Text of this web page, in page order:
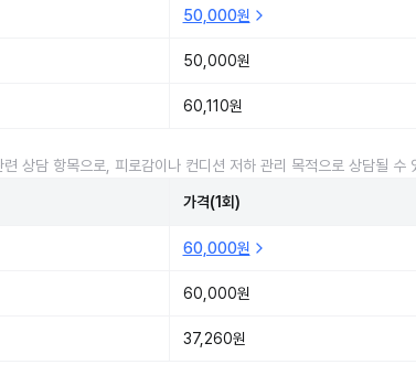
50,000원
50,000원
60,110원
상담 항목으로, 피로감이나 컨디션 저하 관리 목적으로 상담될 수
가격(1회)
60,000원
60,000원
37,260원